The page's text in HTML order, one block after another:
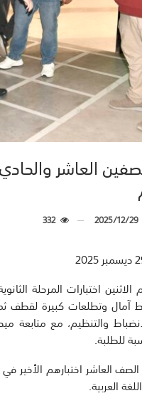
العاشر
2025/12/29
332
وسط آمال وتطلعات كبيرة لقطف
والتنظيم، مع متابعة
للطلبة.
العاشر اختبارهم الأخير
العربية.